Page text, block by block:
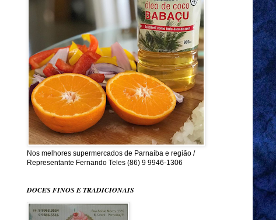
Nos melhores supermercados de Parnaíba e região /
Representante Fernando Teles (86) 9 9946-1306
DOCES FINOS E TRADICIONAIS